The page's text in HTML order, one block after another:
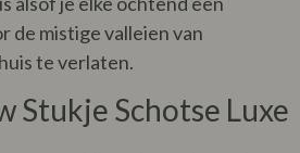
de mistige valleien van
te verlaten.
Stukje Schotse Luxe